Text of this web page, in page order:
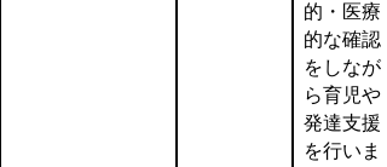
的・医療
的な確認
をしなが
ら育児や
発達支援
を行いま